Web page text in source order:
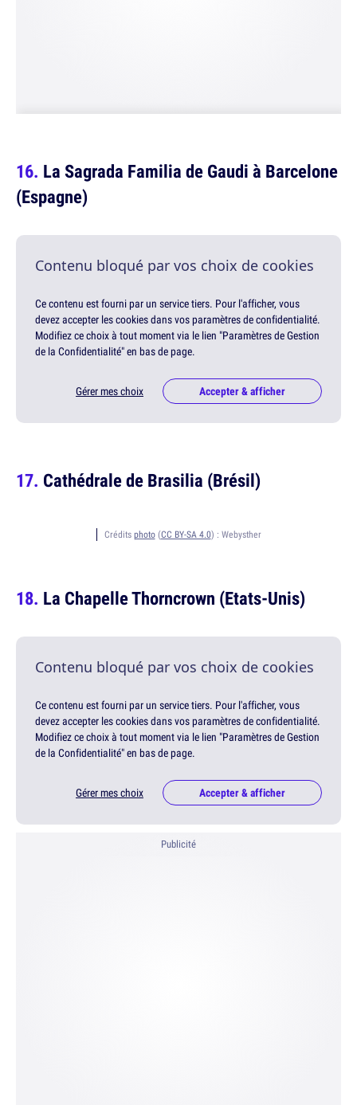
La Sagrada Familia de Gaudi à Barcelone
(Espagne)
Contenu bloqué par vos choix de cookies
Ce contenu est fourni par un service tiers. Pour l'afficher, vous
devez accepter les cookies dans vos paramètres de confidentialité.
Modifiez ce choix à tout moment via le lien "Paramètres de Gestion
de la Confidentialité" en bas de page.
Gérer mes choix Accepter & afficher
Cathédrale de Brasilia (Brésil)
Crédits photo(CC BY-SA 4.0) : Webysther
La Chapelle Thorncrown (Etats-Unis)
Contenu bloqué par vos choix de cookies
Ce contenu est fourni par un service tiers. Pour l'afficher, vous
devez accepter les cookies dans vos paramètres de confidentialité.
Modifiez ce choix à tout moment via le lien "Paramètres de Gestion
de la Confidentialité" en bas de page.
Gérer mes choix Accepter & afficher
Publicité